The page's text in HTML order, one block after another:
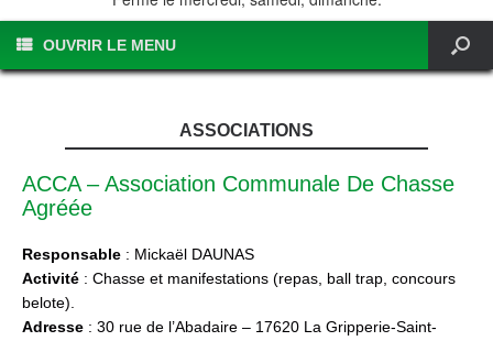
OUVRIR LE MENU
ASSOCIATIONS
ACCA – Association Communale De Chasse
Agréée
Responsable : Mickaël DAUNAS
Activité : Chasse et manifestations (repas, ball trap, concours
belote).
Adresse : 30 rue de l’Abadaire – 17620 La Gripperie-Saint-